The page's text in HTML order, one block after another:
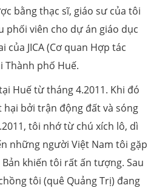
bằng thạc sĩ, giáo sư của tôi
phối viên cho dự án giáo dục
JICA (Cơ quan Hợp tác
Thành phố Huế.
Huế từ tháng 4.2011. Khi đó
hại bởi trận động đất và sóng
tôi nhớ từ chú xích lô, dì
những người Việt Nam tôi gặp
khiến tôi rất ấn tượng. Sau
tôi (quê Quảng Trị) đang